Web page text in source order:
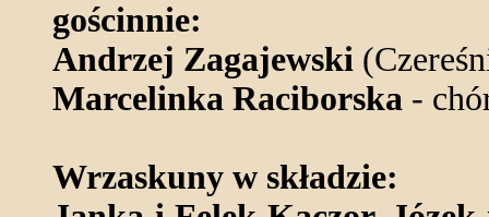
gościnnie:
Andrzej Zagajewski
Marcelinka Raciborska -
Wrzaskuny w składzie: